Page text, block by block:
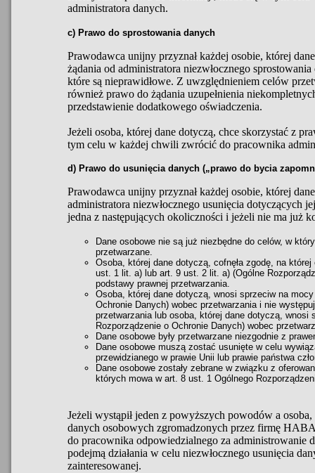
administratora danych.
c) Prawo do sprostowania danych
Prawodawca unijny przyznał każdej osobie, której
żądania od administratora niezwłocznego
które są nieprawidłowe. Z uwzględnieniem celów
również prawo do żądania uzupełnienia
przedstawienie dodatkowego oświadczenia.
Jeżeli osoba, której dane dotyczą, chce skorzystać z
tym celu w każdej chwili zwrócić do pracownika
d) Prawo do usunięcia danych („prawo do bycia
Prawodawca unijny przyznał każdej osobie, której
administratora niezwłocznego usunięcia dotyczących
jedna z następujących okoliczności i jeżeli nie ma już
Dane osobowe nie są już niezbędne do celów, w
przetwarzane.
Osoba, której dane dotyczą, cofnęła zgodę, na
ust. 1 lit. a) lub art. 9 ust. 2 lit. a) (Ogólne
podstawy prawnej przetwarzania.
Osoba, której dane dotyczą, wnosi sprzeciw na
Ochronie Danych) wobec przetwarzania i nie
przetwarzania lub osoba, której dane dotyczą,
Rozporządzenie o Ochronie Danych) wobec
Dane osobowe były przetwarzane niezgodnie z
Dane osobowe muszą zostać usunięte w celu
przewidzianego w prawie Unii lub prawie państwa
Dane osobowe zostały zebrane w związku z
których mowa w art. 8 ust. 1 Ogólnego
Jeżeli wystąpił jeden z powyższych powodów a
danych osobowych zgromadzonych przez firmę
do pracownika odpowiedzialnego za
podejmą działania w celu niezwłocznego usunięcia
zainteresowanej.